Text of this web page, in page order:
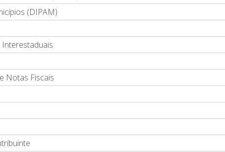
(DIPAM)
Notas Fiscais